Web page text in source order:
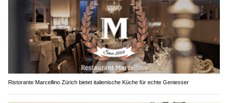
Ristorante Marcellino Zürich bietet italienische Küche für echte Geniesser